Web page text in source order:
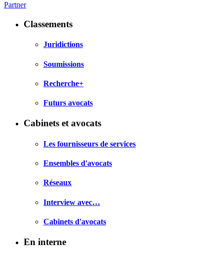
Partner
Classements
Juridictions
Soumissions
Recherche+
Futurs avocats
Cabinets et avocats
Les fournisseurs de services
Ensembles d'avocats
Réseaux
Interview avec…
Cabinets d'avocats
En interne